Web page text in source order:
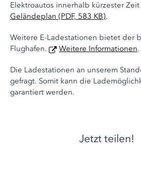
Elektroautos innerhalb kürzester
Geländeplan (PDF, 583 KB).
Weitere E-Ladestationen bietet der
Flughafen.
Weitere Informationen.
Die Ladestationen an unserem
gefragt. Somit kann die
garantiert werden.
Jetzt teilen!